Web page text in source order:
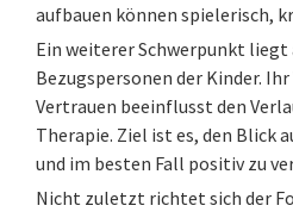
aufbauen können spielerisch,
Ein weiterer Schwerpunkt liegt
Bezugspersonen der Kinder.
Vertrauen beeinflusst den
Therapie. Ziel ist es, den Blick
und im besten Fall positiv zu
Nicht zuletzt richtet sich der